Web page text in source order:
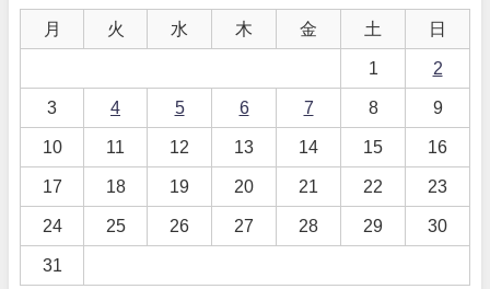
月 火 水 木 金 土 日
1 2
3 4 5 6 7 8 9
10 11 12 13 14 15 16
17 18 19 20 21 22 23
24 25 26 27 28 29 30
31